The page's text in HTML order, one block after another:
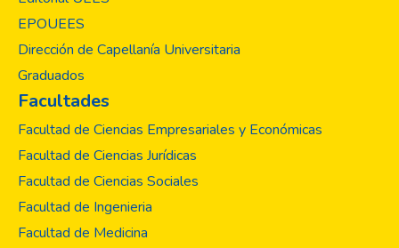
EPOUEES
Dirección de Capellanía Universitaria
Graduados
Facultades
Facultad de Ciencias Empresariales y Económicas
Facultad de Ciencias Jurídicas
Facultad de Ciencias Sociales
Facultad de Ingenieria
Facultad de Medicina